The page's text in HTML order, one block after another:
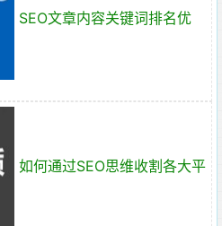
SEO文章内容关键词排名优
如何通过SEO思维收割各大平